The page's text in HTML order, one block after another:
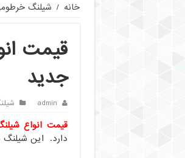
خانه / شیلنگ
قیمت
جدید
admin
قیمت انواع
دارد. این شیلنگ